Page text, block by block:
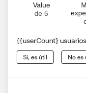
Value
de 5
{{userCount}
Sí, es útil No es